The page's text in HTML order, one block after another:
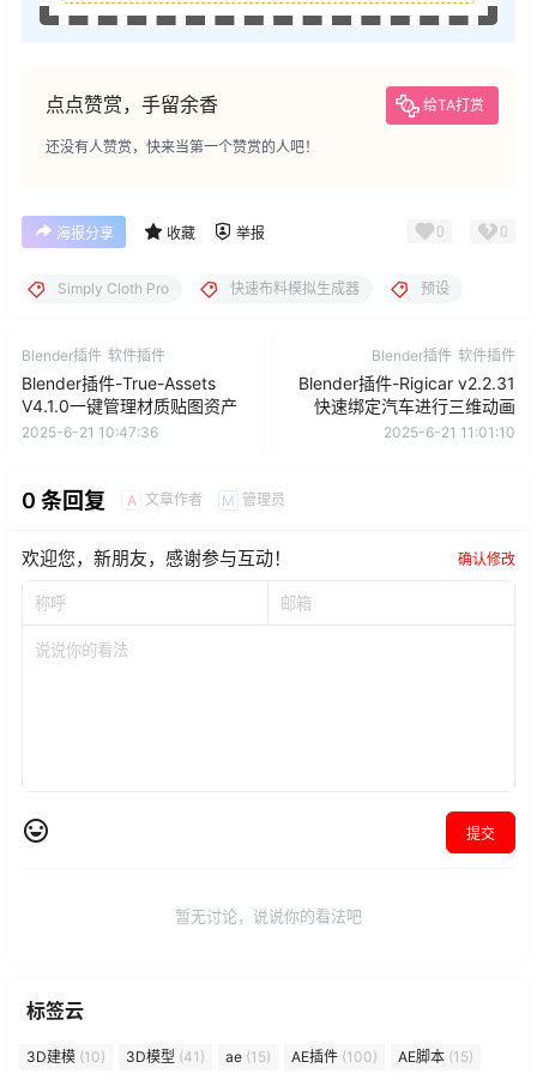
点点赞赏，手留余香 给TA打赏
还没有人赞赏，快来当第一个赞赏的人吧！
海报分享 收藏 举报 0 0
Simply Cloth Pro 快速布料模拟生成器 预设
Blender插件 软件插件
Blender插件-True-Assets
V4.1.0一键管理材质贴图资产
2025-6-21 10:47:36
Blender插件 软件插件
Blender插件-Rigicar v2.2.31
快速绑定汽车进行三维动画
2025-6-21 11:01:10
0 条回复 A 文章作者 M 管理员
欢迎您，新朋友，感谢参与互动！ 确认修改
提交
暂无讨论，说说你的看法吧
标签云
3D建模 (10) 3D模型 (41) ae (15) AE插件 (100) AE脚本 (15)